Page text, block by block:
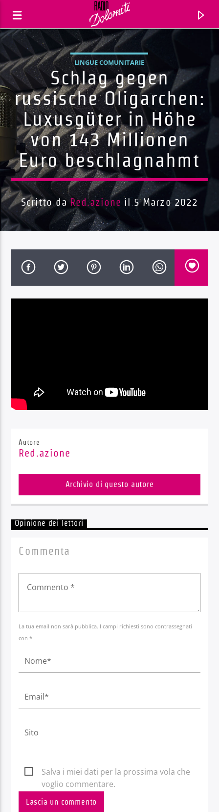
Traccia corrente
Titolo
Artista
Radio Dolomiti
LINGUE COMUNITARIE
Schlag gegen
russische Oligarchen:
Luxusgüter in Höhe
von 143 Millionen
Euro beschlagnahmt
Scritto daRed.azione il 5 Marzo 2022
Autore
Red.azione
Archivio di questo autore
Opinione dei lettori
Commenta
La tua email non sarà pubblica. I campi richiesti sono contrassegnati
con *
Salva i miei dati per la prossima vola che
voglio commentare.